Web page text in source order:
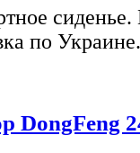
по Украине.
DongFeng